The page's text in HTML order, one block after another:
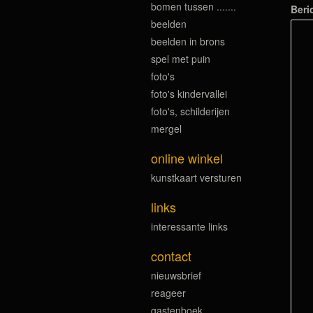
bomen tussen .......
beelden
beelden in brons
spel met puin
foto's
foto's kindervallei
foto's, schilderijen
mergel
online winkel
kunstkaart versturen
links
interessante links
contact
nieuwsbrief
reageer
gastenboek